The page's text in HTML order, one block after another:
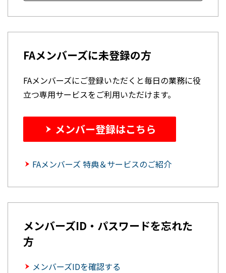
FAメンバーズに未登録の方
FAメンバーズにご登録いただくと毎日の業務に役
立つ専用サービスをご利用いただけます。
メンバー登録はこちら
FAメンバーズ 特典＆サービスのご紹介
メンバーズID・パスワードを忘れた
方
メンバーズIDを確認する